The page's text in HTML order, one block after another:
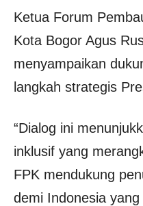
Ketua Forum
Kota Bogor Agus
menyampaikan
langkah strategis
“Dialog ini
inklusif yang
FPK mendukung
demi Indonesia